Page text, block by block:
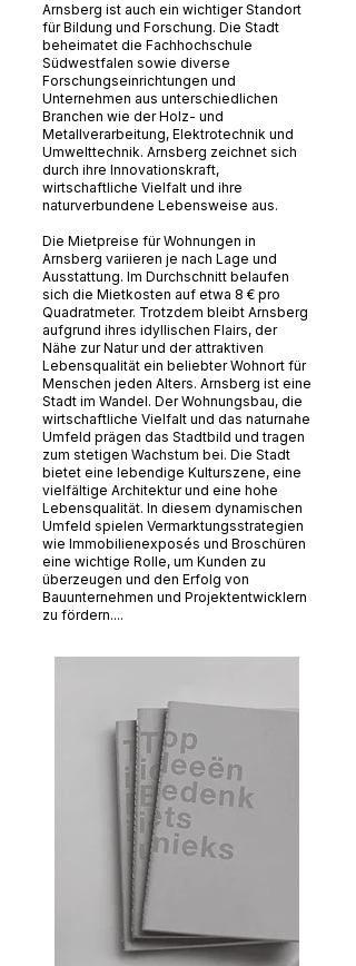
Arnsberg ist auch ein wichtiger Standort
für Bildung und Forschung. Die Stadt
beheimatet die Fachhochschule
Südwestfalen sowie diverse
Forschungseinrichtungen und
Unternehmen aus unterschiedlichen
Branchen wie der Holz- und
Metallverarbeitung, Elektrotechnik und
Umwelttechnik. Arnsberg zeichnet sich
durch ihre Innovationskraft,
wirtschaftliche Vielfalt und ihre
naturverbundene Lebensweise aus.
Die Mietpreise für Wohnungen in
Arnsberg variieren je nach Lage und
Ausstattung. Im Durchschnitt belaufen
sich die Mietkosten auf etwa 8 € pro
Quadratmeter. Trotzdem bleibt Arnsberg
aufgrund ihres idyllischen Flairs, der
Nähe zur Natur und der attraktiven
Lebensqualität ein beliebter Wohnort für
Menschen jeden Alters. Arnsberg ist eine
Stadt im Wandel. Der Wohnungsbau, die
wirtschaftliche Vielfalt und das naturnahe
Umfeld prägen das Stadtbild und tragen
zum stetigen Wachstum bei. Die Stadt
bietet eine lebendige Kulturszene, eine
vielfältige Architektur und eine hohe
Lebensqualität. In diesem dynamischen
Umfeld spielen Vermarktungsstrategien
wie Immobilienexposés und Broschüren
eine wichtige Rolle, um Kunden zu
überzeugen und den Erfolg von
Bauunternehmen und Projektentwicklern
zu fördern....